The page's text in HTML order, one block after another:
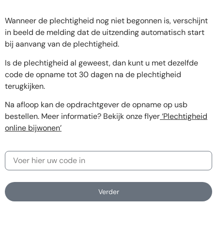
Wanneer de plechtigheid nog niet begonnen is, verschijnt
in beeld de melding dat de uitzending automatisch start
bij aanvang van de plechtigheid.
Is de plechtigheid al geweest, dan kunt u met dezelfde
code de opname tot 30 dagen na de plechtigheid
terugkijken.
Na afloop kan de opdrachtgever de opname op usb
bestellen. Meer informatie? Bekijk onze flyer‘Plechtigheid
online bijwonen’
Verder